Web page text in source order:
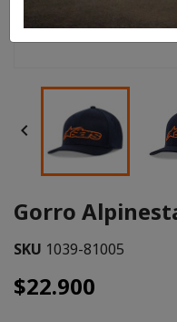

Gorro
SKU 1039-81005
$22.900